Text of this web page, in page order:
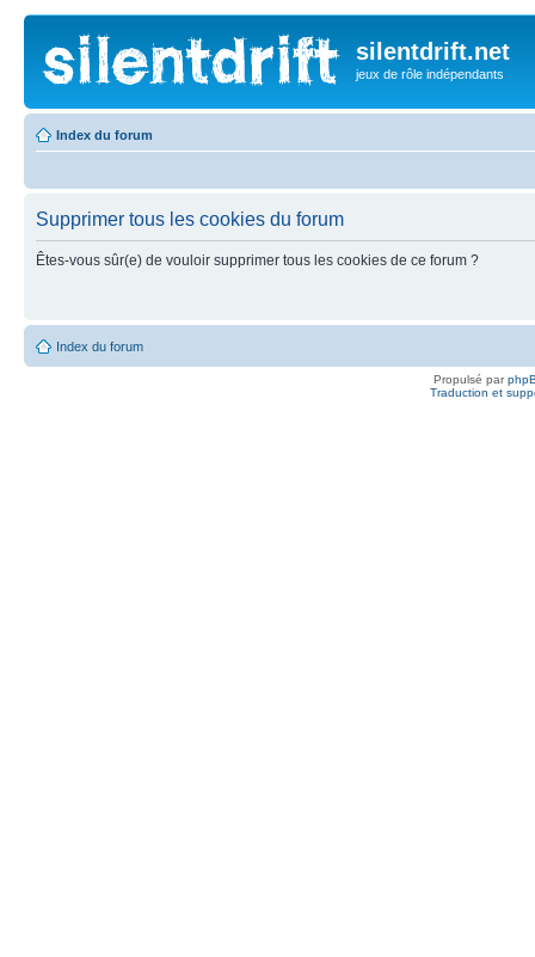
silentdrift.net
jeux de rôle indépendants
Index du forum
Supprimer tous les cookies du forum
Êtes-vous sûr(e) de vouloir supprimer tous les cookies de ce forum ?
Index du forum
Propulsé par
Traduction et